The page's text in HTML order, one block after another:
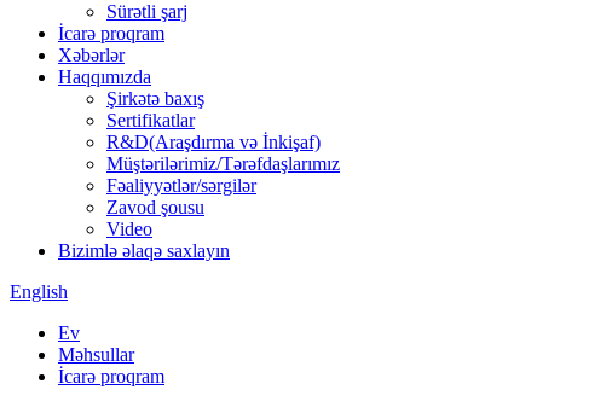
Sürətli şarj
İcarə proqram
Xəbərlər
Haqqımızda
Şirkətə baxış
Sertifikatlar
R&D(Araşdırma və İnkişaf)
Müştərilərimiz/Tərəfdaşlarımız
Fəaliyyətlər/sərgilər
Zavod şousu
Video
Bizimlə əlaqə saxlayın
English
Ev
Məhsullar
İcarə proqram